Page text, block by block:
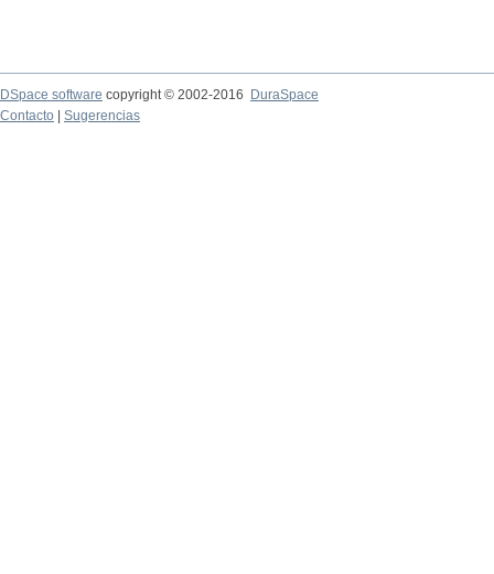
DSpace software copyright © 2002-2016
DuraSpace
Contacto
Sugerencias